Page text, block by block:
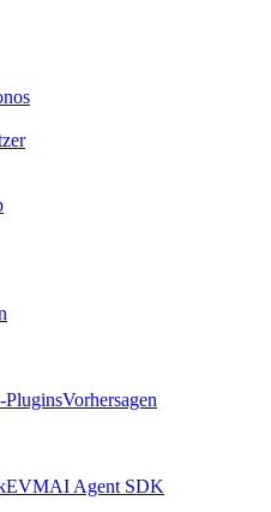
PluginsVorhersagen
AI Agent SDK